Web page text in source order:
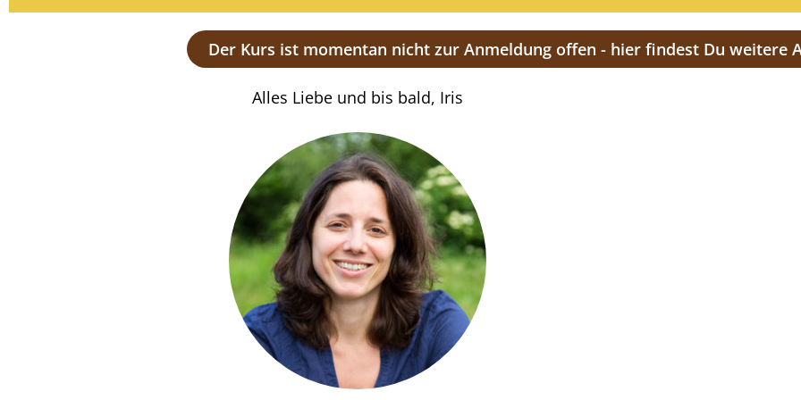
Der Kurs ist momentan nicht zur Anmeldung offen - hier findest Du weitere
Alles Liebe und bis bald, Iris